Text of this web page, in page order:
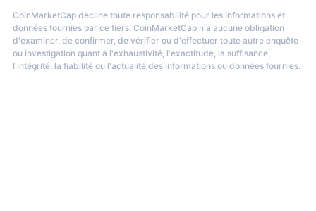
étaient gratuites.
sur marge sur Deepcoin ?
levier allant jusqu'à 125x.
CoinMarketCap décline toute responsabilité pour les informations et
données fournies par ce tiers. CoinMarketCap n'a aucune obligation
d'examiner, de confirmer, de vérifier ou d'effectuer toute autre enquête
ou investigation quant à l'exhaustivité, l'exactitude, la suffisance,
l'intégrité, la fiabilité ou l'actualité des informations ou données fournies.